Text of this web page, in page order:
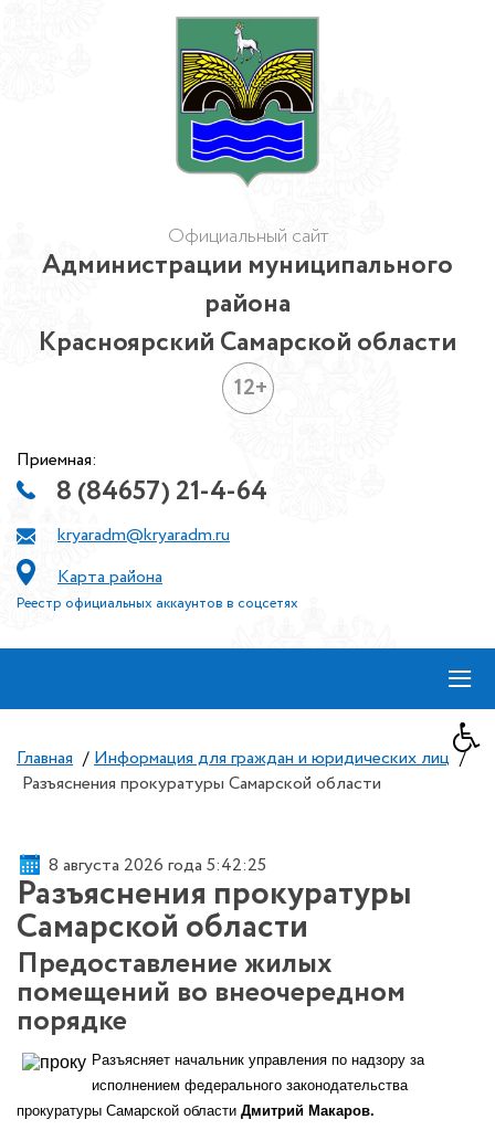
Официальный сайт
Администрации муниципального
района
Красноярский Самарской области
12+
Приемная:
8 (84657) 21-4-64
kryaradm@kryaradm.ru
Карта района
Реестр официальных аккаунтов в соцсетях
≡
Главная / Информация для граждан и юридических лиц /
Разъяснения прокуратуры Самарской области
8 августа 2026 года 5:42:26
Разъяснения прокуратуры
Самарской области
Предоставление жилых
помещений во внеочередном
порядке
Разъясняет начальник управления по надзору за
исполнением федерального законодательства
прокуратуры Самарской области Дмитрий Макаров.